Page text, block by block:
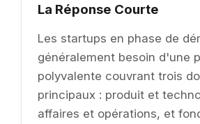
La Réponse Courte
Les startups en phase de
généralement besoin d'une
polyvalente couvrant trois
principaux : produit et
affaires et opérations, et